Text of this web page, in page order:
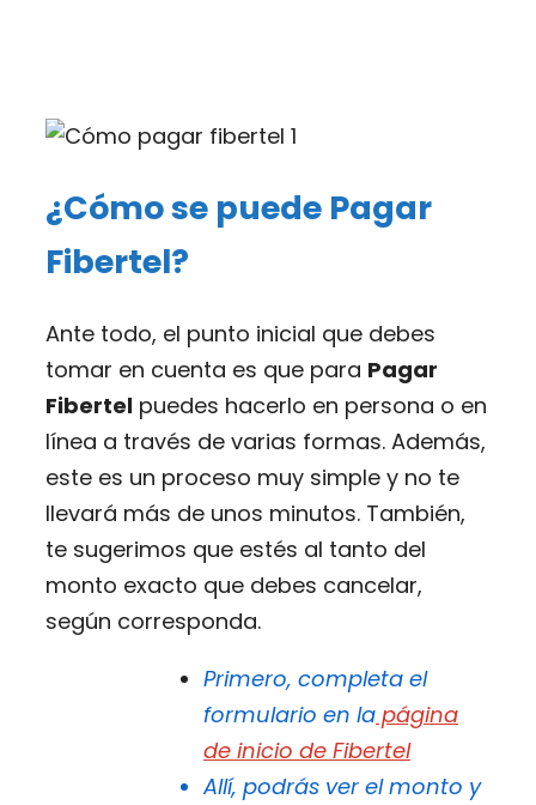
¿Cómo se puede Pagar
Fibertel?
Ante todo, el punto inicial que debes
tomar en cuenta es que para Pagar
Fibertel puedes hacerlo en persona o en
línea a través de varias formas. Además,
este es un proceso muy simple y no te
llevará más de unos minutos. También,
te sugerimos que estés al tanto del
monto exacto que debes cancelar,
según corresponda.
Primero, completa el
formulario en la página
de inicio de Fibertel
Allí, podrás ver el monto y